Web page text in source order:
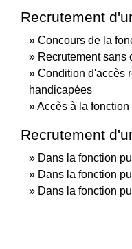
Recrutement
Concours de la
Recrutement sans
Condition d'accès
handicapées
Accès à la
Recrutement
Dans la fonction
Dans la fonction
Dans la fonction